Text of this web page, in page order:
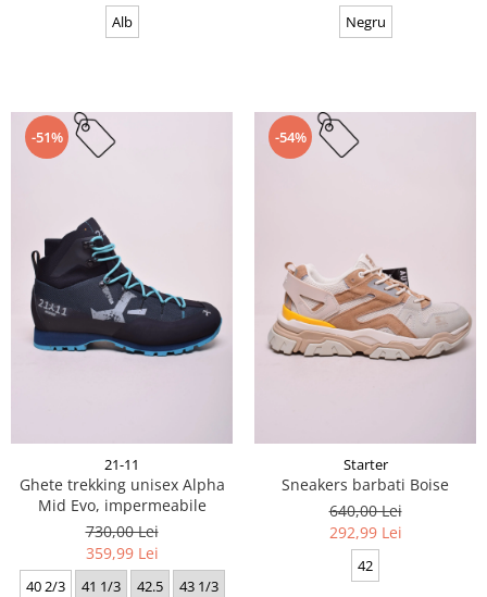
Alb Negru
-51%
21-11
Ghete trekking unisex Alpha
Mid Evo, impermeabile
730,00 Lei
359,99 Lei
40 2/3 41 1/3 42.5 43 1/3
-54%
Starter
Sneakers barbati Boise
640,00 Lei
292,99 Lei
42